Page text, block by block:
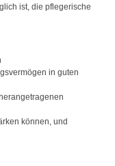
ist, die pflegerische
in guten
können, und